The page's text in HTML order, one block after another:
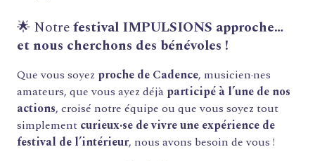
🌟 Notrefestival IMPULSIONS approche…
et nous cherchons des bénévoles !
Que vous soyez proche de Cadence, musicien·nes
amateurs, que vous ayez déjà participé à l’une de nos
actions, croisé notre équipe ou que vous soyez tout
simplement curieux·se de vivre une expérience de
festival de l’intérieur, nous avons besoin de vous !